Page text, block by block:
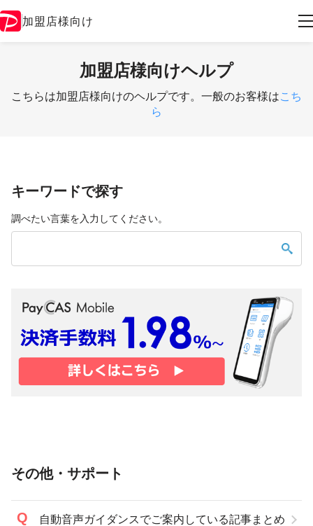
加盟店様向け
加盟店様向けヘルプ
こちらは加盟店様向けのヘルプです。一般のお客様はこち
ら
キーワードで探す
調べたい言葉を入力してください。
その他・サポート
自動音声ガイダンスでご案内している記事まとめ